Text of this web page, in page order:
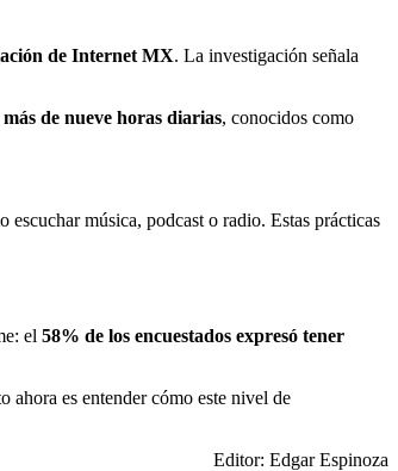
de Internet MX. La investigación señala
más de nueve horas diarias, conocidos como
escuchar música, podcast o radio. Estas prácticas
el 58% de los encuestados expresó tener
ahora es entender cómo este nivel de
Editor: Edgar Espinoza